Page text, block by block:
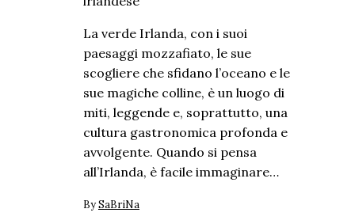
La verde Irlanda, con i suoi
paesaggi mozzafiato, le sue
scogliere che sfidano l’oceano e le
sue magiche colline, è un luogo di
miti, leggende e, soprattutto, una
cultura gastronomica profonda e
avvolgente. Quando si pensa
all’Irlanda, è facile immaginare…
BySaBriNa